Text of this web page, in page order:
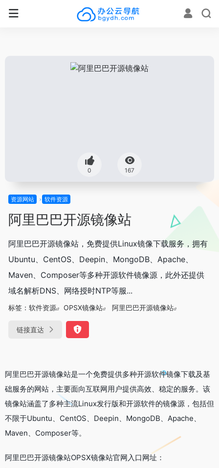
0 167
资源网站 软件资源
阿里巴巴开源镜像站
阿里巴巴开源镜像站，免费提供Linux镜像下载服务，拥有
Ubuntu、CentOS、Deepin、MongoDB、Apache、
Maven、Composer等多种开源软件镜像源，此外还提供
域名解析DNS、网络授时NTP等服...
标签： 软件资源 OPSX镜像站 阿里巴巴开源镜像站
链接直达
阿里巴巴开源镜像站是一个免费提供多种开源软件镜像下载及基
础服务的网站，主要面向互联网用户提供高效、稳定的服务。该
镜像站涵盖了多种主流Linux发行版和开源软件的镜像源，包括但
不限于Ubuntu、CentOS、Deepin、MongoDB、Apache、
Maven、Composer等。
阿里巴巴开源镜像站OPSX镜像站官网入口网址：